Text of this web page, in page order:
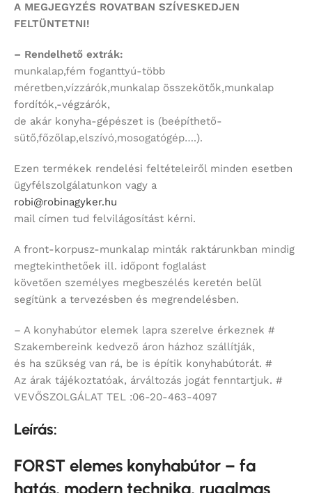
A MEGJEGYZÉS ROVATBAN SZÍVESKEDJEN
FELTÜNTETNI!
– Rendelhető extrák:
munkalap,fém foganttyú-több
méretben,vízzárók,munkalap összekötők,munkalap
fordítók,-végzárók,
de akár konyha-gépészet is (beépíthető-
sütő,főzőlap,elszívó,mosogatógép….).
Ezen termékek rendelési feltételeiről minden esetben
ügyfélszolgálatunkon vagy a
robi@robinagyker.hu
mail címen tud felvilágosítást kérni.
A front-korpusz-munkalap minták raktárunkban mindig
megtekinthetőek ill. időpont foglalást
követően személyes megbeszélés keretén belül
segítünk a tervezésben és megrendelésben.
– A konyhabútor elemek lapra szerelve érkeznek #
Szakembereink kedvező áron házhoz szállítják,
és ha szükség van rá, be is építik konyhabútorát. #
Az árak tájékoztatóak, árváltozás jogát fenntartjuk. #
VEVŐSZOLGÁLAT TEL :06-20-463-4097
Leírás:
FORST elemes konyhabútor – fa
hatás, modern technika, rugalmas